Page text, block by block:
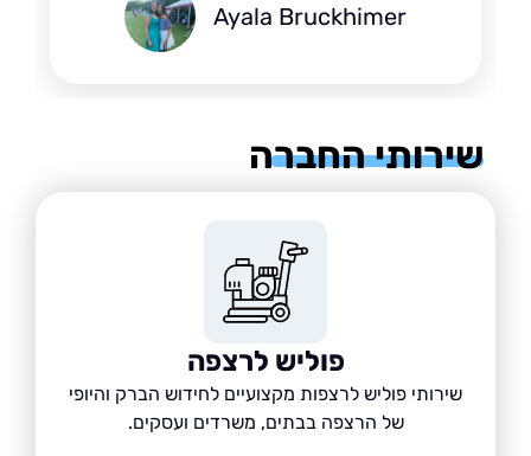
Ayala Bruckhimer
החברה
פוליש לרצפה
שירותי פוליש לרצפות מקצועיים לחידוש הברק והיופי
של הרצפה בבתים, משרדים ועסקים.